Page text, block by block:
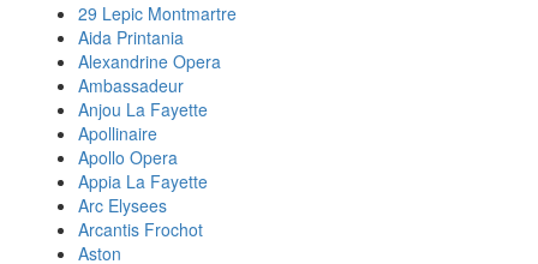
29 Lepic Montmartre
Aida Printania
Alexandrine Opera
Ambassadeur
Anjou La Fayette
Apollinaire
Apollo Opera
Appia La Fayette
Arc Elysees
Arcantis Frochot
Aston